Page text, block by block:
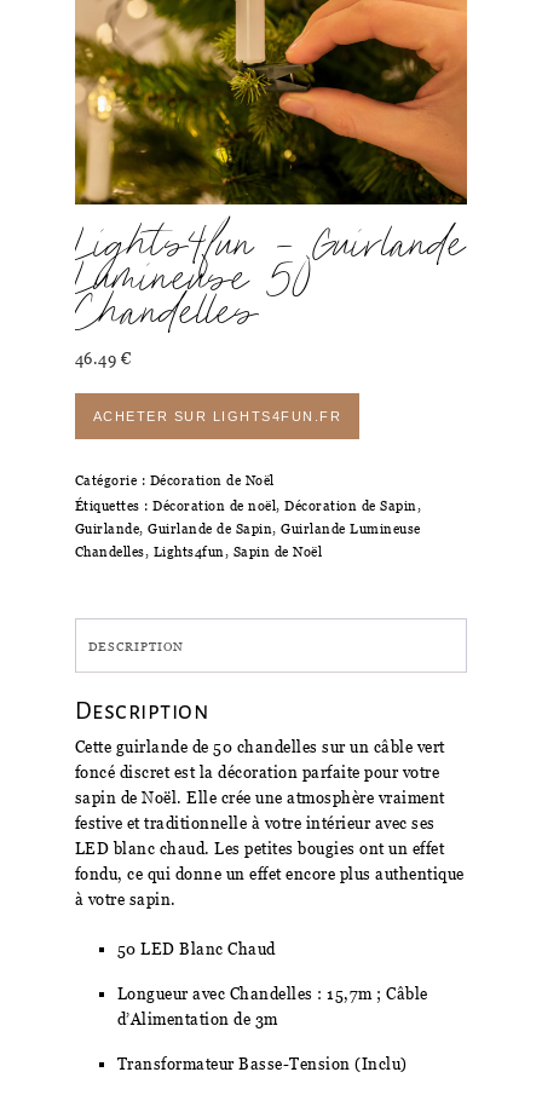
Lights4fun – Guirlande
Lumineuse 50
Chandelles
46.49 €
ACHETER SUR LIGHTS4FUN.FR
Catégorie : Décoration de Noël
Étiquettes : Décoration de noël, Décoration de Sapin,
Guirlande, Guirlande de Sapin, Guirlande Lumineuse
Chandelles, Lights4fun, Sapin de Noël
DESCRIPTION
Description
Cette guirlande de 50 chandelles sur un câble vert
foncé discret est la décoration parfaite pour votre
sapin de Noël. Elle crée une atmosphère vraiment
festive et traditionnelle à votre intérieur avec ses
LED blanc chaud. Les petites bougies ont un effet
fondu, ce qui donne un effet encore plus authentique
à votre sapin.
50 LED Blanc Chaud
Longueur avec Chandelles : 15,7m ; Câble
d’Alimentation de 3m
Transformateur Basse-Tension (Inclu)